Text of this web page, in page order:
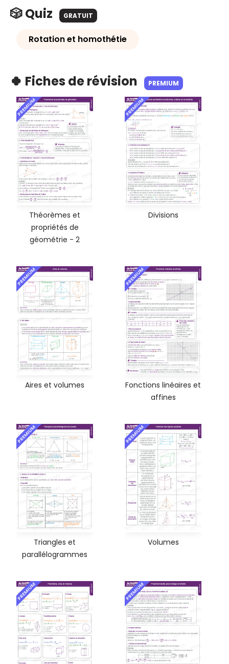
🎲 Quiz GRATUIT
Rotation et homothétie
🍀 Fiches de révision PREMIUM
PREMIUM
Théorèmes et
propriétés de
géométrie - 2
PREMIUM
Divisions
PREMIUM
Aires et volumes
PREMIUM
Fonctions linéaires et
affines
PREMIUM
Triangles et
parallélogrammes
PREMIUM
Volumes
PREMIUM PREMIUM